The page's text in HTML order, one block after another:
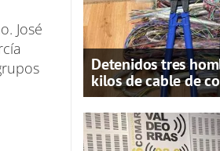
José
Detenidos tres
kilos de cable de